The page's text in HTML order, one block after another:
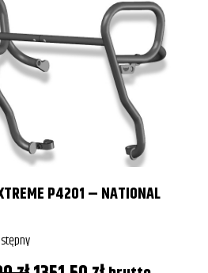
P4201 – NATIONAL